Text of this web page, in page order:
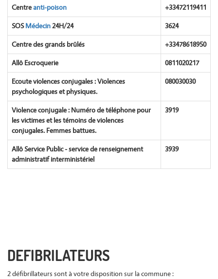
Centreanti-poison +33472119411
SOSMédecin24H/24 3624
Centre des grands brûlés +33478618950
Allô Escroquerie 0811020217
Ecoute violences conjugales : Violences
psychologiques et physiques.
080030030
Violence conjugale : Numéro de téléphone pour
les victimes et les témoins de violences
conjugales. Femmes battues.
3919
Allô Service Public - service de renseignement
administratif interministériel
3939
DEFIBRILATEURS
2 défibrillateurs sont à votre disposition sur la commune :